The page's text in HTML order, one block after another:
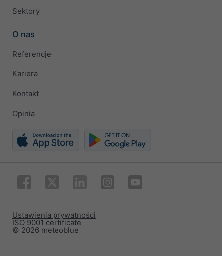
Sektory
O nas
Referencje
Kariera
Kontakt
Opinia
© 2026 meteoblue
ISO 9001 certificate
Ustawienia prywatności